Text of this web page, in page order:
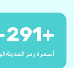
+
291
أسمرة رمز المدينة